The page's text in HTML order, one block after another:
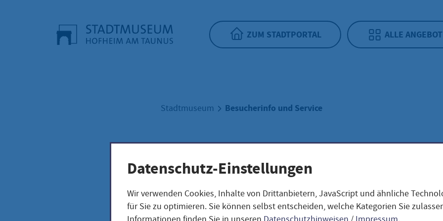
ZUM STADTPORTAL ALLE
Stadtmuseum Besucherinfo und Service
Besucherinfo und
Datenschutz-Einstellungen
Wir verwenden Cookies, Inhalte von Drittanbietern, JavaScript und ähnliche
für Sie zu optimieren. Sie können selbst entscheiden, welche Kategorien Sie